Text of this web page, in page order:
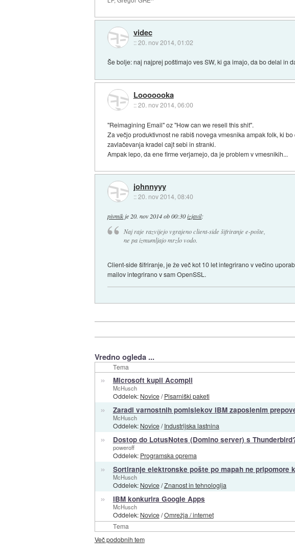
videc
::20. nov 2014, 01:02
Še bolje: naj najprej poštimajo ves SW, ki ga imajo, da bo delal in
Looooooka
::20. nov 2014, 06:00
"Reimagining Email" oz "How can we resell this shit".
Za večjo produktivnost ne rabiš novega vmesnika ampak folk, ki
zavlačevanja kradel cajt sebi in stranki.
Ampak lepo, da ene firme verjamejo, da je problem v vmesnikih...
johnnyyy
::20. nov 2014, 08:40
pivmikje 20. nov 2014 ob 00:30 izjavil:
Naj raje razvijejo vgrajeno client-side šifriranje e-pošte,
ne pa izmumljajo mrzlo vodo.
Client-side šifriranje, je že več kot 10 let integrirano v večino
mailov integrirano v sam OpenSSL.
Vredno ogleda ...
Tema
Tema
» Microsoft kupil Acompli
McHusch
Oddelek: Novice/Pisarniški paketi
» Zaradi varnostnih pomislekov IBM zaposlenim
McHusch
Oddelek: Novice/Industrijska lastnina
» Dostop do LotusNotes (Domino server) s
poweroff
Oddelek: Programska oprema
» Sortiranje elektronske pošte po mapah ne pripomore
McHusch
Oddelek: Novice/Znanost in tehnologija
» IBM konkurira Google Apps
McHusch
Oddelek: Novice/Omrežja / internet
Več podobnih tem